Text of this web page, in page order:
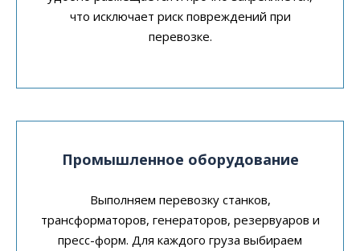
что исключает риск повреждений при
перевозке.
Промышленное оборудование
Выполняем перевозку станков,
трансформаторов, генераторов, резервуаров и
пресс-форм. Для каждого груза выбираем